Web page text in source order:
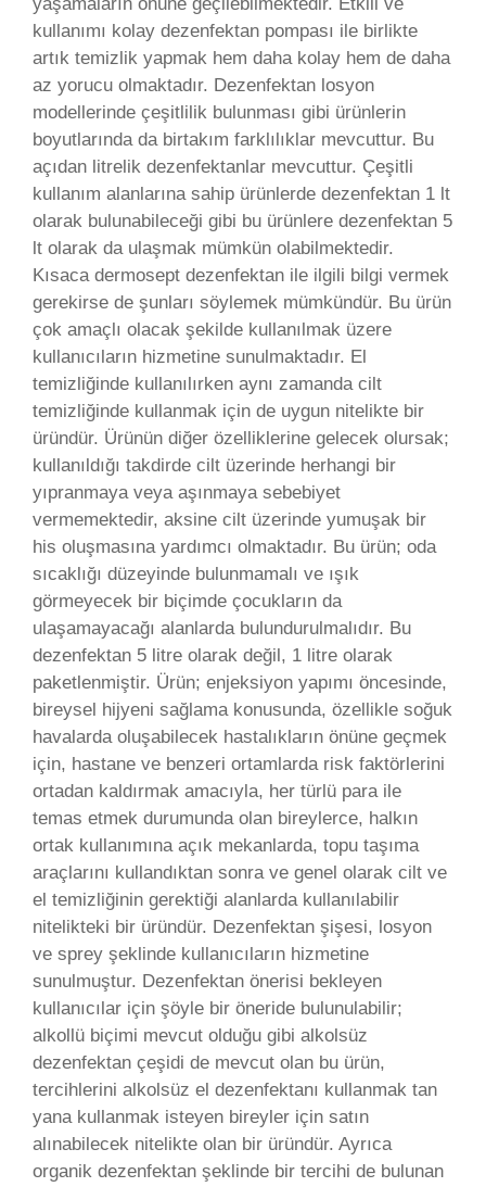
kullanımı kolay dezenfektan pompası ile birlikte
artık temizlik yapmak hem daha kolay hem de daha
az yorucu olmaktadır. Dezenfektan losyon
modellerinde çeşitlilik bulunması gibi ürünlerin
boyutlarında da birtakım farklılıklar mevcuttur. Bu
açıdan litrelik dezenfektanlar mevcuttur. Çeşitli
kullanım alanlarına sahip ürünlerde dezenfektan 1 lt
olarak bulunabileceği gibi bu ürünlere dezenfektan 5
lt olarak da ulaşmak mümkün olabilmektedir.
Kısaca dermosept dezenfektan ile ilgili bilgi vermek
gerekirse de şunları söylemek mümkündür. Bu ürün
çok amaçlı olacak şekilde kullanılmak üzere
kullanıcıların hizmetine sunulmaktadır. El
temizliğinde kullanılırken aynı zamanda cilt
temizliğinde kullanmak için de uygun nitelikte bir
üründür. Ürünün diğer özelliklerine gelecek olursak;
kullanıldığı takdirde cilt üzerinde herhangi bir
yıpranmaya veya aşınmaya sebebiyet
vermemektedir, aksine cilt üzerinde yumuşak bir
his oluşmasına yardımcı olmaktadır. Bu ürün; oda
sıcaklığı düzeyinde bulunmamalı ve ışık
görmeyecek bir biçimde çocukların da
ulaşamayacağı alanlarda bulundurulmalıdır. Bu
dezenfektan 5 litre olarak değil, 1 litre olarak
paketlenmiştir. Ürün; enjeksiyon yapımı öncesinde,
bireysel hijyeni sağlama konusunda, özellikle soğuk
havalarda oluşabilecek hastalıkların önüne geçmek
için, hastane ve benzeri ortamlarda risk faktörlerini
ortadan kaldırmak amacıyla, her türlü para ile
temas etmek durumunda olan bireylerce, halkın
ortak kullanımına açık mekanlarda, topu taşıma
araçlarını kullandıktan sonra ve genel olarak cilt ve
el temizliğinin gerektiği alanlarda kullanılabilir
nitelikteki bir üründür. Dezenfektan şişesi, losyon
ve sprey şeklinde kullanıcıların hizmetine
sunulmuştur. Dezenfektan önerisi bekleyen
kullanıcılar için şöyle bir öneride bulunulabilir;
alkollü biçimi mevcut olduğu gibi alkolsüz
dezenfektan çeşidi de mevcut olan bu ürün,
tercihlerini alkolsüz el dezenfektanı kullanmak tan
yana kullanmak isteyen bireyler için satın
alınabilecek nitelikte olan bir üründür. Ayrıca
organik dezenfektan şeklinde bir tercihi de bulunan